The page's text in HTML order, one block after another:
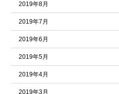
2019年8月
2019年7月
2019年6月
2019年5月
2019年4月
2019年3月